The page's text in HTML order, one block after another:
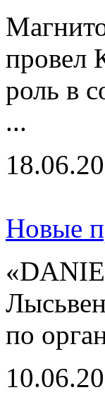
провел
роль в
...
Новые
по